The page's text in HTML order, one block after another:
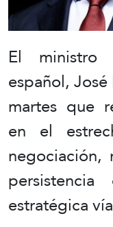
El ministro
español,
martes que
en el
estratégica